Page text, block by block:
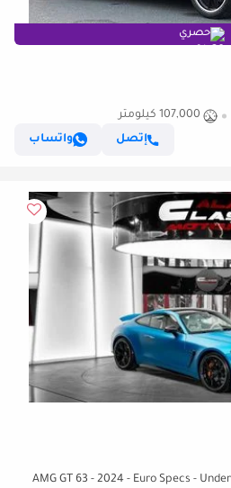
حصري
107,000 كيلومتر
إتصل
واتساب